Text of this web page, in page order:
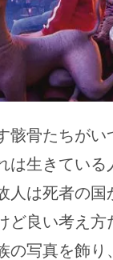
骸骨たちが
は生きている
人は死者の国
ど良い考え
の写真を飾